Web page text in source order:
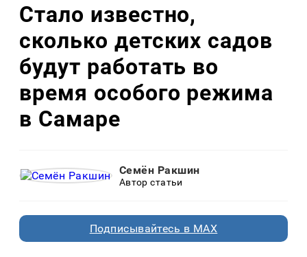
Стало известно,
сколько детских садов
будут работать во
время особого режима
в Самаре
Семён Ракшин
Автор статьи
Подписывайтесь в MAX